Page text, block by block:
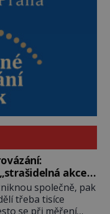
akce
mate i fascinuje
společně, pak
třeba tisíce
se při měření